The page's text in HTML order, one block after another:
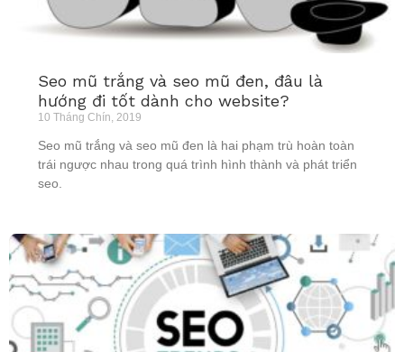
Seo mũ trắng và seo mũ đen, đâu là
hướng đi tốt dành cho website?
10 Tháng Chín, 2019
Seo mũ trắng và seo mũ đen là hai phạm trù hoàn toàn
trái ngược nhau trong quá trình hình thành và phát triển
seo.